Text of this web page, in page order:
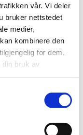
vår. Vi deler
bruker nettstedet
medier,
kombinere den
for dem,
din bruk av